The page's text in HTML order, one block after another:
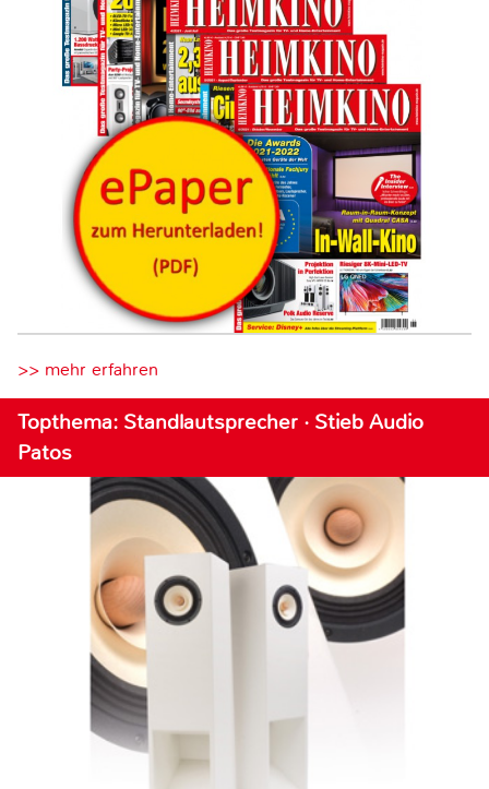
>> mehr erfahren
Topthema: Standlautsprecher · Stieb Audio
Patos